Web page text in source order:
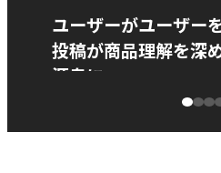
ユーザーがユーザー
投稿が商品理解を深
源泉に